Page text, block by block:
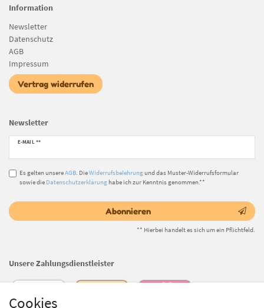
Information
Newsletter
Datenschutz
AGB
Impressum
Vertrag widerrufen
Newsletter
E-MAIL **
Newsletter
Es gelten unsereAGB. DieWiderrufsbelehrungund das Muster-Widerrufsformular
sowie die Datenschutzerklärunghabe ich zur Kenntnis genommen.**
Abonnieren
** Hierbei handelt es sich um ein Pflichtfeld.
Unsere Zahlungsdienstleister
Cookies